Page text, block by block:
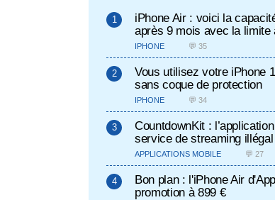
iPhone Air : voici la
après 9 mois avec la limite
IPHONE 💬 35
Vous utilisez votre iPhone
sans coque de protection
IPHONE 💬 34
CountdownKit :
service de streaming illégal
APPLICATIONS MOBILE 💬 27
Bon plan : l'iPhone Air
promotion à 899 €